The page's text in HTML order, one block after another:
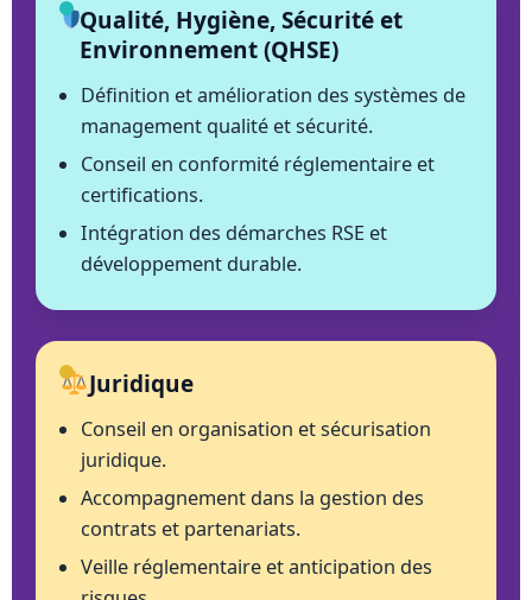
Qualité, Hygiène, Sécurité et
Environnement (QHSE)
Définition et amélioration des systèmes de
management qualité et sécurité.
Conseil en conformité réglementaire et
certifications.
Intégration des démarches RSE et
développement durable.
Juridique
Conseil en organisation et sécurisation
juridique.
Accompagnement dans la gestion des
contrats et partenariats.
Veille réglementaire et anticipation des